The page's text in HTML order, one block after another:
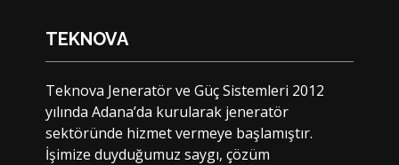
TEKNOVA
Teknova Jeneratör ve Güç Sistemleri 2012
yılında Adana’da kurularak jeneratör
sektöründe hizmet vermeye başlamıştır.
İşimize duyduğumuz saygı, çözüm